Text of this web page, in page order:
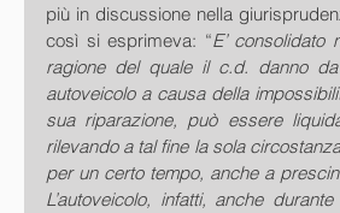
più in discussione nella
così si esprimeva: “E’
ragione del quale il c.d. danno
autoveicolo a causa della
sua riparazione, può essere
rilevando a tal fine la sola
per un certo tempo, anche a
L’autoveicolo, infatti, anche